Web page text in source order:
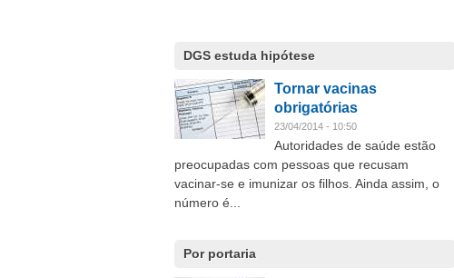
DGS estuda hipótese
Tornar vacinas
obrigatórias
23/04/2014 - 10:50
Autoridades de saúde estão
preocupadas com pessoas que recusam
vacinar-se e imunizar os filhos. Ainda assim, o
número é...
Por portaria